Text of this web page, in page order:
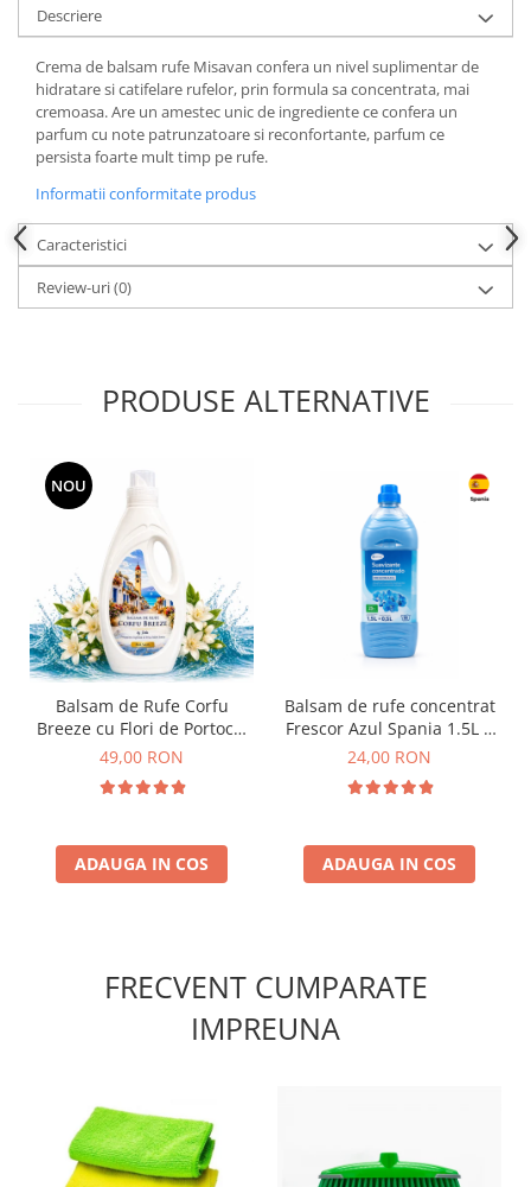
Descriere
Crema de balsam rufe Misavan confera un nivel suplimentar de
hidratare si catifelare rufelor, prin formula sa concentrata, mai
cremoasa. Are un amestec unic de ingrediente ce confera un
parfum cu note patrunzatoare si reconfortante, parfum ce
persista foarte mult timp pe rufe.
Informatii conformitate produs
Caracteristici
Review-uri(0)
PRODUSE ALTERNATIVE
NOU
Balsam de Rufe Corfu
Breeze cu Flori de Portocal
by Delia 2L
49,00 RON
ADAUGA IN COS
Balsam de rufe concentrat
Frescor Azul Spania 1.5L +
0.5L BONUS
24,00 RON
ADAUGA IN COS
FRECVENT CUMPARATE
IMPREUNA